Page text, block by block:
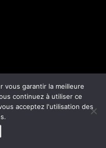
vous garantir la meilleure
continuez à utiliser ce
acceptez l'utilisation des